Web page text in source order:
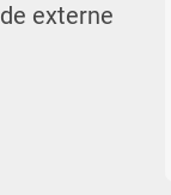
externe